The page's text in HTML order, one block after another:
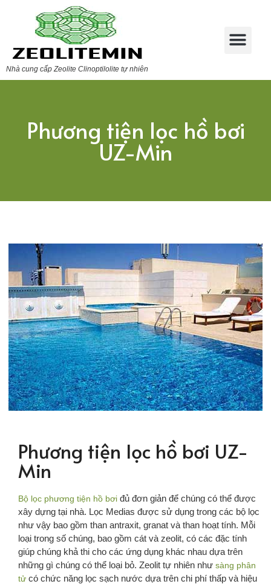
Nhà cung cấp Zeolite Clinoptilolite tự nhiên
Phương tiện lọc hồ bơi
UZ-Min
Phương tiện lọc hồ bơi UZ-
Min
Bộ lọc phương tiện hồ bơi đủ đơn giản để chúng có thể được
xây dựng tại nhà. Lọc Medias được sử dụng trong các bộ lọc
như vậy bao gồm than antraxit, granat và than hoạt tính. Mỗi
loại trong số chúng, bao gồm cát và zeolit, có các đặc tính
giúp chúng khả thi cho các ứng dụng khác nhau dựa trên
những gì chúng có thể loại bỏ. Zeolit tự nhiên như sàng phân
tử có chức năng lọc sạch nước dựa trên chi phí thấp và hiệu